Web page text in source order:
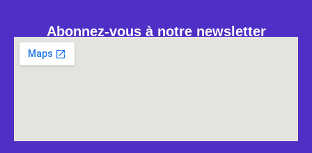
Abonnez-vous à notre newsletter